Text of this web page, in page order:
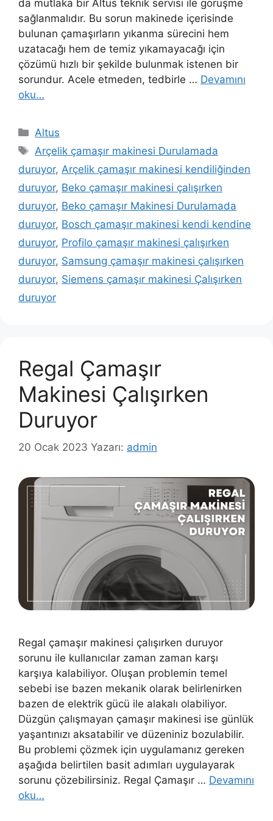
da mutlaka bir Altus teknik servisi ile görüşme
sağlanmalıdır. Bu sorun makinede içerisinde
bulunan çamaşırların yıkanma sürecini hem
uzatacağı hem de temiz yıkamayacağı için
çözümü hızlı bir şekilde bulunmak istenen bir
sorundur. Acele etmeden, tedbirle … Devamını
oku…
Kategoriler
Altus
Etiketler
Arçelik çamaşır makinesi Durulamada
duruyor, Arçelik çamaşır makinesi kendiliğinden
duruyor, Beko çamaşır makinesi çalışırken
duruyor, Beko çamaşır Makinesi Durulamada
duruyor, Bosch çamaşır makinesi kendi kendine
duruyor, Profilo çamaşır makinesi çalışırken
duruyor, Samsung çamaşır makinesi çalışırken
duruyor, Siemens çamaşır makinesi Çalışırken
duruyor
Regal Çamaşır
Makinesi Çalışırken
Duruyor
20 Ocak 2023 Yazarı: admin
Regal çamaşır makinesi çalışırken duruyor
sorunu ile kullanıcılar zaman zaman karşı
karşıya kalabiliyor. Oluşan problemin temel
sebebi ise bazen mekanik olarak belirlenirken
bazen de elektrik gücü ile alakalı olabiliyor.
Düzgün çalışmayan çamaşır makinesi ise günlük
yaşantınızı aksatabilir ve düzeniniz bozulabilir.
Bu problemi çözmek için uygulamanız gereken
aşağıda belirtilen basit adımları uygulayarak
sorunu çözebilirsiniz. Regal Çamaşır … Devamını
oku…